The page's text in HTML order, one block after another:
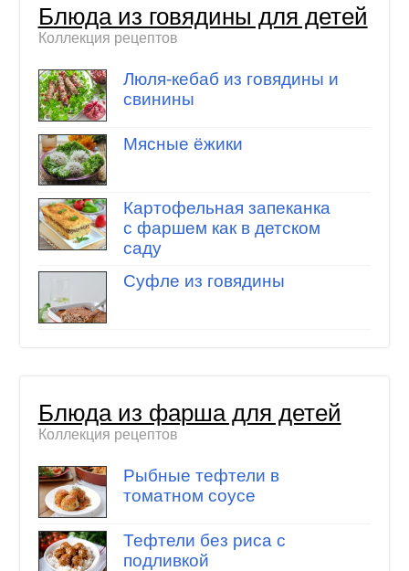
Блюда из говядины для детей
Коллекция рецептов
Люля-кебаб из говядины и
свинины
Мясные ёжики
Картофельная запеканка
с фаршем как в детском
саду
Суфле из говядины
Блюда из фарша для детей
Коллекция рецептов
Рыбные тефтели в
томатном соусе
Тефтели без риса с
подливкой